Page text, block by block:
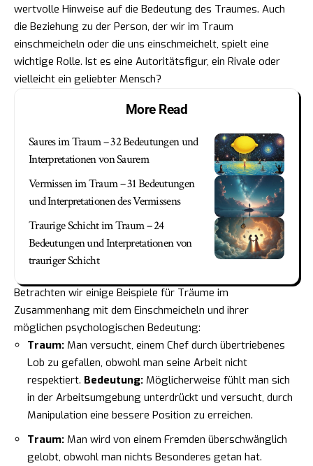
wertvolle Hinweise auf die Bedeutung des Traumes. Auch
die Beziehung zu der Person, der wir im Traum
einschmeicheln oder die uns einschmeichelt, spielt eine
wichtige Rolle. Ist es eine Autoritätsfigur, ein Rivale oder
vielleicht ein geliebter Mensch?
More Read
Saures im Traum – 32 Bedeutungen und
Interpretationen von Saurem
Vermissen im Traum – 31 Bedeutungen
und Interpretationen des Vermissens
Traurige Schicht im Traum – 24
Bedeutungen und Interpretationen von
trauriger Schicht
Betrachten wir einige Beispiele für Träume im
Zusammenhang mit dem Einschmeicheln und ihrer
möglichen psychologischen Bedeutung:
Traum: Man versucht, einem Chef durch übertriebenes
Lob zu gefallen, obwohl man seine Arbeit nicht
respektiert. Bedeutung: Möglicherweise fühlt man sich
in der Arbeitsumgebung unterdrückt und versucht, durch
Manipulation eine bessere Position zu erreichen.
Traum: Man wird von einem Fremden überschwänglich
gelobt, obwohl man nichts Besonderes getan hat.